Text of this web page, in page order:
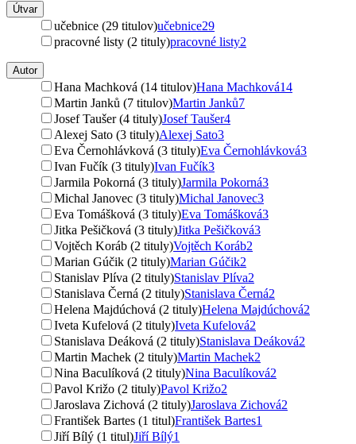
Útvar
učebnice (29 titulov)učebnice29
pracovné listy (2 tituly)pracovné listy2
Autor
Hana Machková (14 titulov)Hana Machková14
Martin Janků (7 titulov)Martin Janků7
Josef Taušer (4 tituly)Josef Taušer4
Alexej Sato (3 tituly)Alexej Sato3
Eva Černohlávková (3 tituly)Eva Černohlávková3
Ivan Fučík (3 tituly)Ivan Fučík3
Jarmila Pokorná (3 tituly)Jarmila Pokorná3
Michal Janovec (3 tituly)Michal Janovec3
Eva Tomášková (3 tituly)Eva Tomášková3
Jitka Pešičková (3 tituly)Jitka Pešičková3
Vojtěch Koráb (2 tituly)Vojtěch Koráb2
Marian Gúčik (2 tituly)Marian Gúčik2
Stanislav Plíva (2 tituly)Stanislav Plíva2
Stanislava Černá (2 tituly)Stanislava Černá2
Helena Majdúchová (2 tituly)Helena Majdúchová2
Iveta Kufelová (2 tituly)Iveta Kufelová2
Stanislava Deáková (2 tituly)Stanislava Deáková2
Martin Machek (2 tituly)Martin Machek2
Nina Baculíková (2 tituly)Nina Baculíková2
Pavol Križo (2 tituly)Pavol Križo2
Jaroslava Zichová (2 tituly)Jaroslava Zichová2
František Bartes (1 titul)František Bartes1
Jiří Bílý (1 titul)Jiří Bílý1